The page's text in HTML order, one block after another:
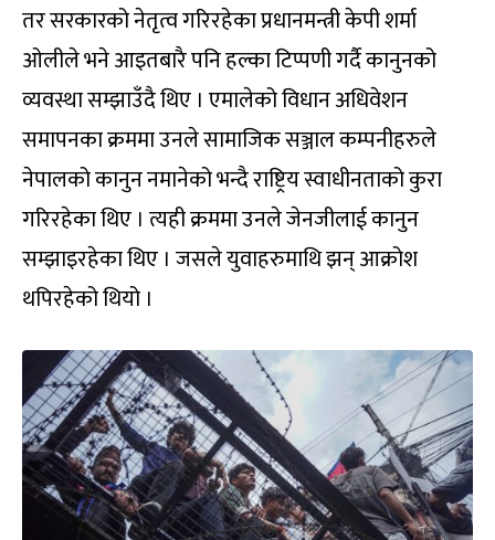
तर सरकारको नेतृत्व गरिरहेका प्रधानमन्त्री केपी शर्मा
ओलीले भने आइतबारै पनि हल्का टिप्पणी गर्दै कानुनको
व्यवस्था सम्झाउँदै थिए । एमालेको विधान अधिवेशन
समापनका क्रममा उनले सामाजिक सञ्जाल कम्पनीहरुले
नेपालको कानुन नमानेको भन्दै राष्ट्रिय स्वाधीनताको कुरा
गरिरहेका थिए । त्यही क्रममा उनले जेनजीलाई कानुन
सम्झाइरहेका थिए । जसले युवाहरुमाथि झन् आक्रोश
थपिरहेको थियो ।